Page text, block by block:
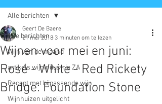
Alle berichten
Wijn van de maand
artikels wijnindustrie ZA
Recept met bijpassende wijn
Wijnhuizen uitgelicht
Alle berichten
Wijnen voor mei en juni:
Rosé - White - Red Rickety
Bridge: Foundation Stone
Geert De Baere
21 mei 2018 3 minuten om te lezen